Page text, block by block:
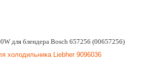
для блендера Bosch 657256 (00657256)